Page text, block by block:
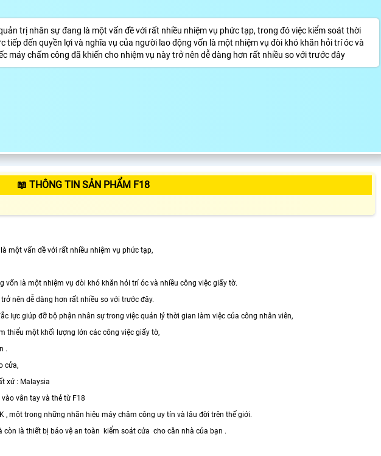
trị nhân sự đang là một vấn đề với rất nhiều nhiệm vụ phức tạp, trong đó việc kiểm soát thời
tiếp đến quyền lợi và nghĩa vụ của người lao động vốn là một nhiệm vụ đòi khó khăn hỏi trí óc và
máy chấm công đã khiến cho nhiệm vụ này trở nên dễ dàng hơn rất nhiều so với trước đây
📖 THÔNG TIN SẢN PHẨM F18
một vấn đề với rất nhiều nhiệm vụ phức tạp,
vốn là một nhiệm vụ đòi khó khăn hỏi trí óc và nhiều công việc giấy tờ.
nên dễ dàng hơn rất nhiều so với trước đây.
lực giúp đỡ bộ phận nhân sự trong việc quản lý thời gian làm việc của công nhân viên,
thiểu một khối lượng lớn các công việc giấy tờ,
.
cửa,
xứ : Malaysia
vân tay và thẻ từ F18
, một trong những nhãn hiệu máy châm công uy tín và lâu đời trên thế giới.
là thiết bị bảo vệ an toàn kiểm soát cửa cho căn nhà của bạn .